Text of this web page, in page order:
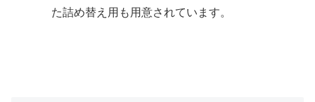
た詰め替え用も用意されています。